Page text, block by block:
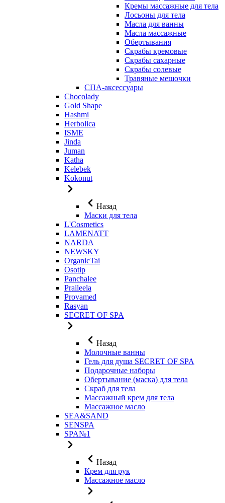
Кремы массажные для тела
Лосьоны для тела
Масла для ванны
Масла массажные
Обертывания
Скрабы кремовые
Скрабы сахарные
Скрабы солевые
Травяные мешочки
СПА-аксессуары
Chocolady
Gold Shape
Hashmi
Herbolica
ISME
Jinda
Juman
Katha
Kelebek
Kokonut
Назад
Маски для тела
L'Cosmetics
LAMENATT
NARDA
NEWSKY
OrganicTai
Osotip
Panchalee
Praileela
Provamed
Rasyan
SECRET OF SPA
Назад
Молочные ванны
Гель для душа SECRET OF SPA
Подарочные наборы
Обертывание (маска) для тела
Скраб для тела
Массажный крем для тела
Массажное масло
SEA&SAND
SENSPA
SPA№1
Назад
Крем для рук
Массажное масло